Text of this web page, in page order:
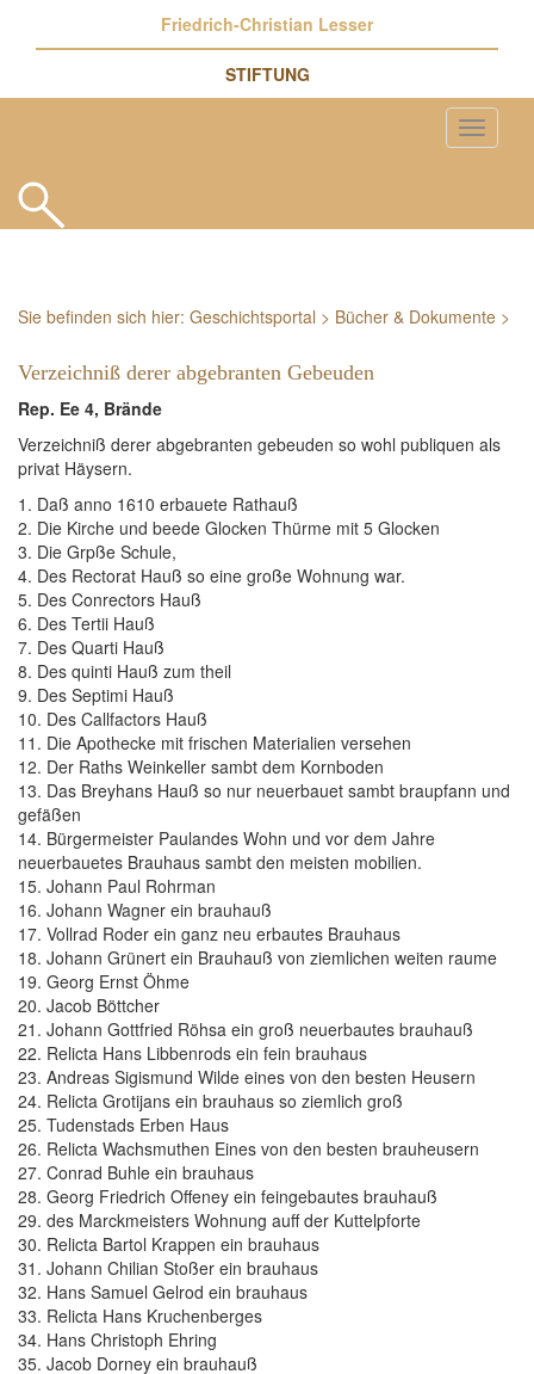
Friedrich-Christian Lesser
STIFTUNG
Sie befinden sich hier: Geschichtsportal > Bücher & Dokumente >
Verzeichniß derer abgebranten Gebeuden
Rep. Ee 4, Brände
Verzeichniß derer abgebranten gebeuden so wohl publiquen als
privat Häysern.
1. Daß anno 1610 erbauete Rathauß
2. Die Kirche und beede Glocken Thürme mit 5 Glocken
3. Die Grpße Schule,
4. Des Rectorat Hauß so eine große Wohnung war.
5. Des Conrectors Hauß
6. Des Tertii Hauß
7. Des Quarti Hauß
8. Des quinti Hauß zum theil
9. Des Septimi Hauß
10. Des Callfactors Hauß
11. Die Apothecke mit frischen Materialien versehen
12. Der Raths Weinkeller sambt dem Kornboden
13. Das Breyhans Hauß so nur neuerbauet sambt braupfann und
gefäßen
14. Bürgermeister Paulandes Wohn und vor dem Jahre
neuerbauetes Brauhaus sambt den meisten mobilien.
15. Johann Paul Rohrman
16. Johann Wagner ein brauhauß
17. Vollrad Roder ein ganz neu erbautes Brauhaus
18. Johann Grünert ein Brauhauß von ziemlichen weiten raume
19. Georg Ernst Öhme
20. Jacob Böttcher
21. Johann Gottfried Röhsa ein groß neuerbautes brauhauß
22. Relicta Hans Libbenrods ein fein brauhaus
23. Andreas Sigismund Wilde eines von den besten Heusern
24. Relicta Grotijans ein brauhaus so ziemlich groß
25. Tudenstads Erben Haus
26. Relicta Wachsmuthen Eines von den besten brauheusern
27. Conrad Buhle ein brauhaus
28. Georg Friedrich Offeney ein feingebautes brauhauß
29. des Marckmeisters Wohnung auff der Kuttelpforte
30. Relicta Bartol Krappen ein brauhaus
31. Johann Chilian Stoßer ein brauhaus
32. Hans Samuel Gelrod ein brauhaus
33. Relicta Hans Kruchenberges
34. Hans Christoph Ehring
35. Jacob Dorney ein brauhauß